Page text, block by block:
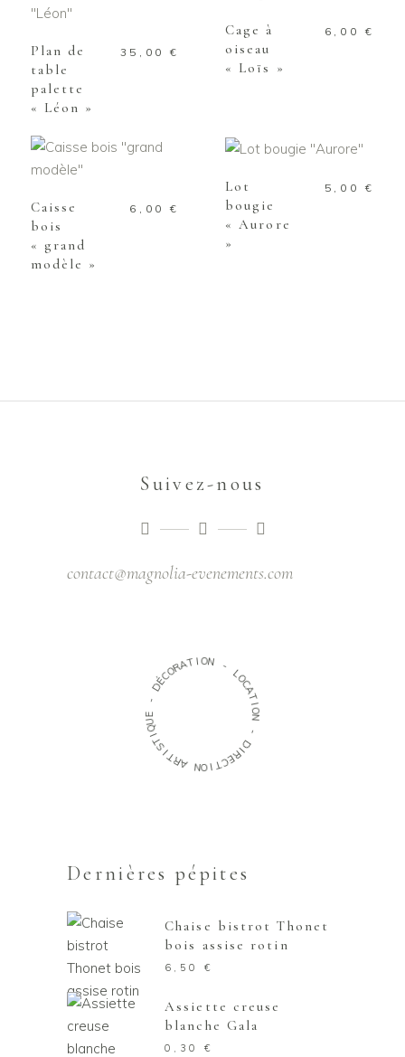
Plan de
table
palette
« Léon »
35,00€
Cage à
oiseau
« Loïs »
6,00 €
AJOUTER AU
PANIER
Caisse
bois
« grand
modèle »
6,00€
PANIER
Lot
bougie
« Aurore
»
5,00 €
Suivez-nous
contact@magnolia-evenements.com
D
ÉCORAT ION -
L
O
C
A
T
I
O
N
-
D
I
R
E
C
T
I
O
N
A
R
T
I
S
T
I
Q
U
E
-
Dernières pépites
Chaise bistrot Thonet
bois assise rotin
6,50 €
Assiette creuse
blanche Gala
0,30 €